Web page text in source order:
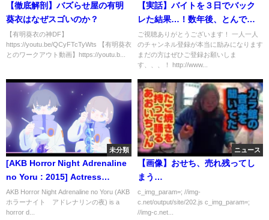
【徹底解剖】バズらせ屋の有明
葵衣はなぜスゴいのか？
【有明葵衣の神DF】
https://youtu.be/QCyFTcTyWts 【有明葵衣
とのワークアウト動画】https://youtu.b...
【実話】バイトを３日でバック
レた結果…！数年後、とんでも
ない事に。【アルバイト】
ご視聴ありがとうございます！ 一人一人
のチャンネル登録が本当に励みになります
まだの方はぜひご登録お願いしま
す、、、！ http://www...
未分類
[AKB Horror Night Adrenaline
no Yoru : 2015] Actress
Takahashi Juri / 高橋朱里 / 쥬리
AKB Horror Night Adrenaline no Yoru (AKB
ホラーナイト アドレナリンの夜) is a
horror d...
ニュース
【画像】おせち、売れ残ってし
まう…
c_img_param=; //img-
c.net/output/site/202.js c_img_param=;
//img-c.net...